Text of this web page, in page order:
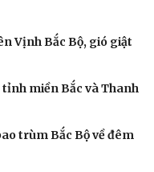
Vịnh Bắc Bộ, gió giật
tỉnh miền Bắc và Thanh
trùm Bắc Bộ về đêm